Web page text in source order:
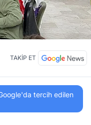
TAKİP ET
tercih edilen